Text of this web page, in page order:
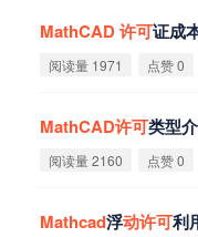
MathCAD许可证成
阅读量 1971 点赞 0
MathCAD许可类型
阅读量 2160 点赞 0
Mathcad浮动许可利